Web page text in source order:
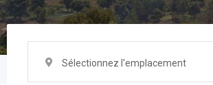
Sélectionnez l'emplacement